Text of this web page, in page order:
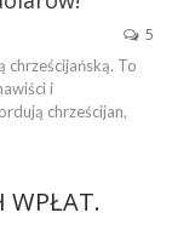
5
chrześcijańską. To
i
chrześcijan,
WPŁAT.